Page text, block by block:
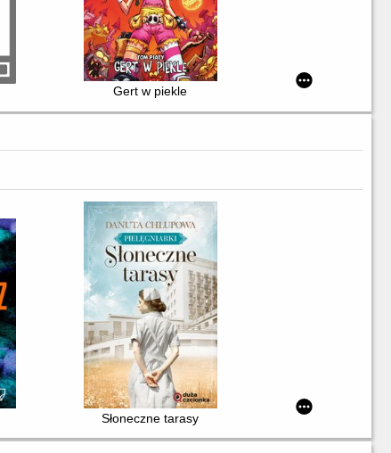
Gert w piekle
Słoneczne tarasy